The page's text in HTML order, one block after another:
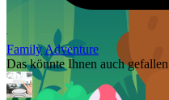
FamilyAdventure
Das könnte Ihnen auch gefallen